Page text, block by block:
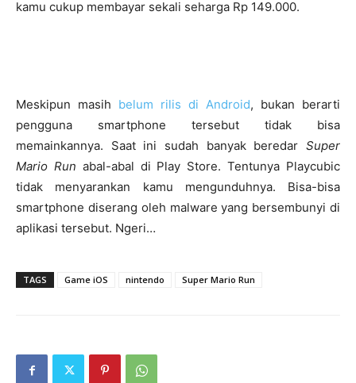
kamu cukup membayar sekali seharga Rp 149.000.
Meskipun masih belum rilis di Android, bukan berarti
pengguna smartphone tersebut tidak bisa
memainkannya. Saat ini sudah banyak beredar Super
Mario Run abal-abal di Play Store. Tentunya Playcubic
tidak menyarankan kamu mengunduhnya. Bisa-bisa
smartphone diserang oleh malware yang bersembunyi di
aplikasi tersebut. Ngeri…
TAGS Game iOS nintendo Super Mario Run